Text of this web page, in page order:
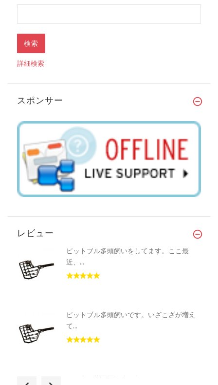
詳細検索
スポンサー
レビュー
ピットブル多頭飼いをしてます。ここ最
近、...
ピットブル多頭飼いです。いざこざが増え
て...
ハーネス昨日届きました。